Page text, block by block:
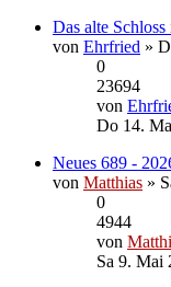
Das alte
von Ehrfried »
0
23694
von
Do 14.
Neues 689 -
von Matthias »
0
4944
von
Sa 9. Mai